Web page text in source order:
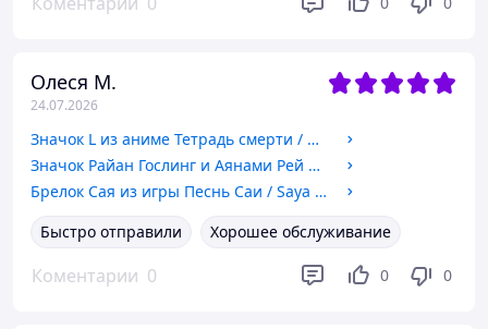
Олеся М.
24.07.2026
Значок L из аниме Тетрадь смерти / Death Note. 44мм
Значок Райан Гослинг и Аянами Рей из аниме Евангелион / Evangelion. 44мм
Брелок Сая из игры Песнь Саи / Saya no Uta.
Быстро отправили
Хорошее обслуживание
Коментарии 0 0 0